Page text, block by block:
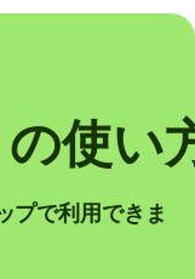
使い
プで利用できま